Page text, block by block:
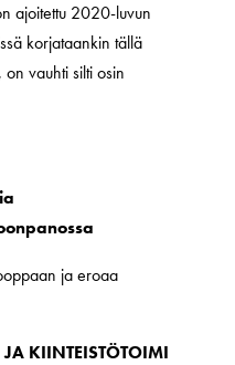
ajoitettu 2020-luvun
korjataankin tällä
vauhti silti osin
ja eroaa
KIINTEISTÖTOIMI